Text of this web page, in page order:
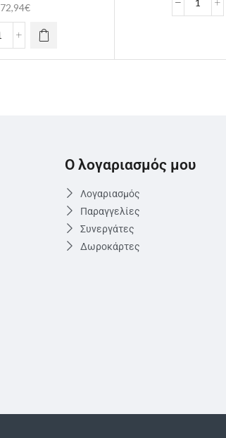
72,94€
Ο λογαριασμός μου
Λογαριασμός
Παραγγελίες
Συνεργάτες
Δωροκάρτες